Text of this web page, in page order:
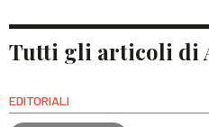
Tutti gli articoli di
EDITORIALI